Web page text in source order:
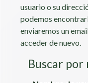
usuario o su
podemos
enviaremos un
acceder de nuevo.
Buscar por
Buscar por